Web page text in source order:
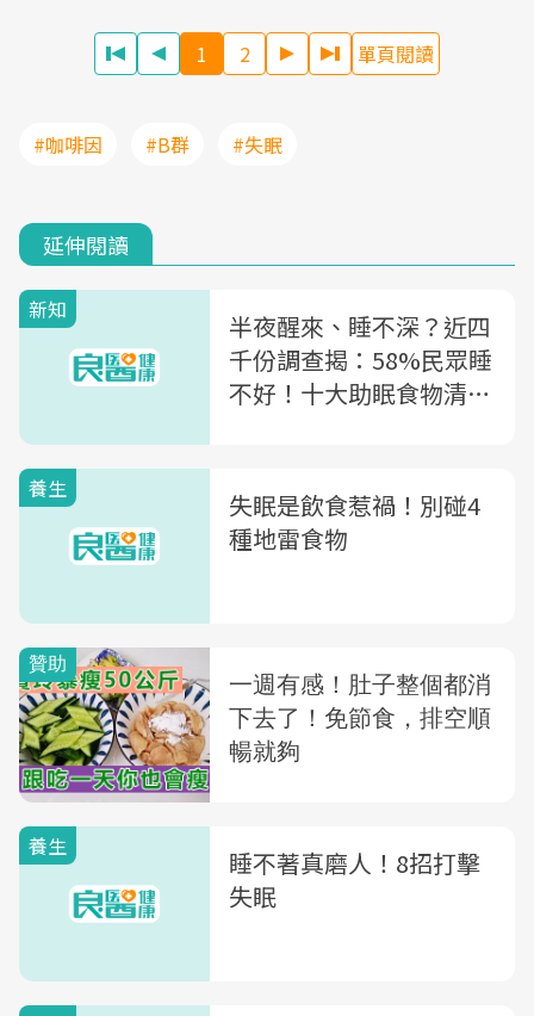
1 2 單頁閱讀
#咖啡因 #B群 #失眠
延伸閱讀
新知
半夜醒來、睡不深？近四
千份調查揭：58%民眾睡
不好！十大助眠食物清單
養生
失眠是飲食惹禍！別碰4
種地雷食物
養生
睡不著真磨人！8招打擊
失眠